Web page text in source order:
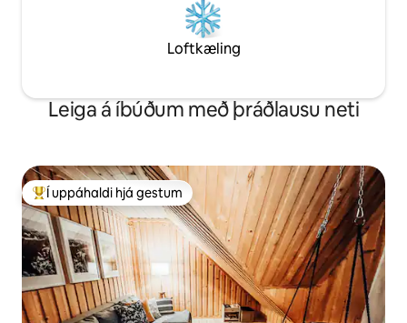
Loftkæling
Leiga á íbúðum með þráðlausu neti
Í mestu uppáhaldi hjá gestum
Í uppáhaldi hjá gestum